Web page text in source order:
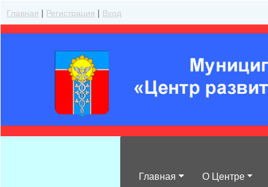
Главная | Регистрация | Вход
Главная О Центре